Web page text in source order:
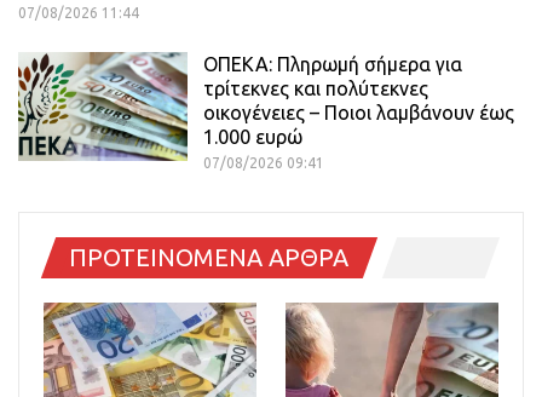
07/08/2026 11:44
ΟΠΕΚΑ: Πληρωμή σήμερα για
τρίτεκνες και πολύτεκνες
οικογένειες – Ποιοι λαμβάνουν έως
1.000 ευρώ
07/08/2026 09:41
ΠΡΟΤΕΙΝΟΜΕΝΑ ΑΡΘΡΑ